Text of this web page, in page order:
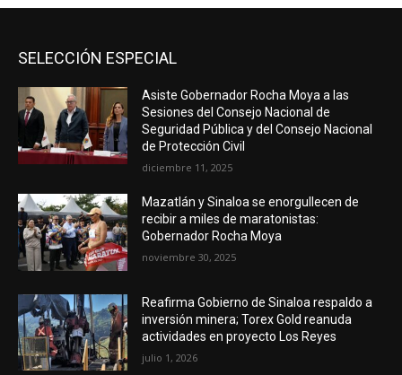
SELECCIÓN ESPECIAL
Asiste Gobernador Rocha Moya a las
Sesiones del Consejo Nacional de
Seguridad Pública y del Consejo Nacional
de Protección Civil
diciembre 11, 2025
Mazatlán y Sinaloa se enorgullecen de
recibir a miles de maratonistas:
Gobernador Rocha Moya
noviembre 30, 2025
Reafirma Gobierno de Sinaloa respaldo a
inversión minera; Torex Gold reanuda
actividades en proyecto Los Reyes
julio 1, 2026